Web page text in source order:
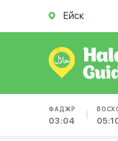
Ейск
ФАДЖР
03:04